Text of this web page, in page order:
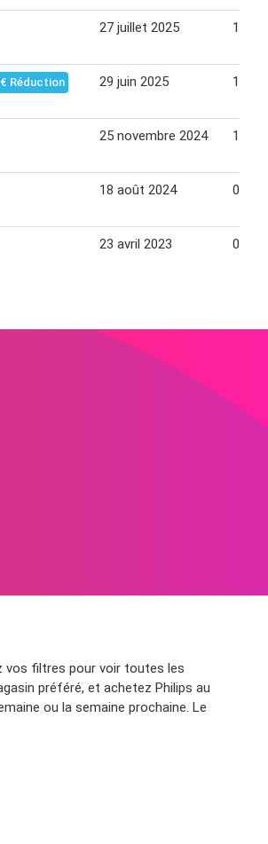
27 juillet 2025 16
€ Réduction 29 juin 2025 19
25 novembre 2024 14
18 août 2024 07
23 avril 2023 06
vos filtres pour voir toutes les
préféré, et achetez Philips au
ou la semaine prochaine. Le